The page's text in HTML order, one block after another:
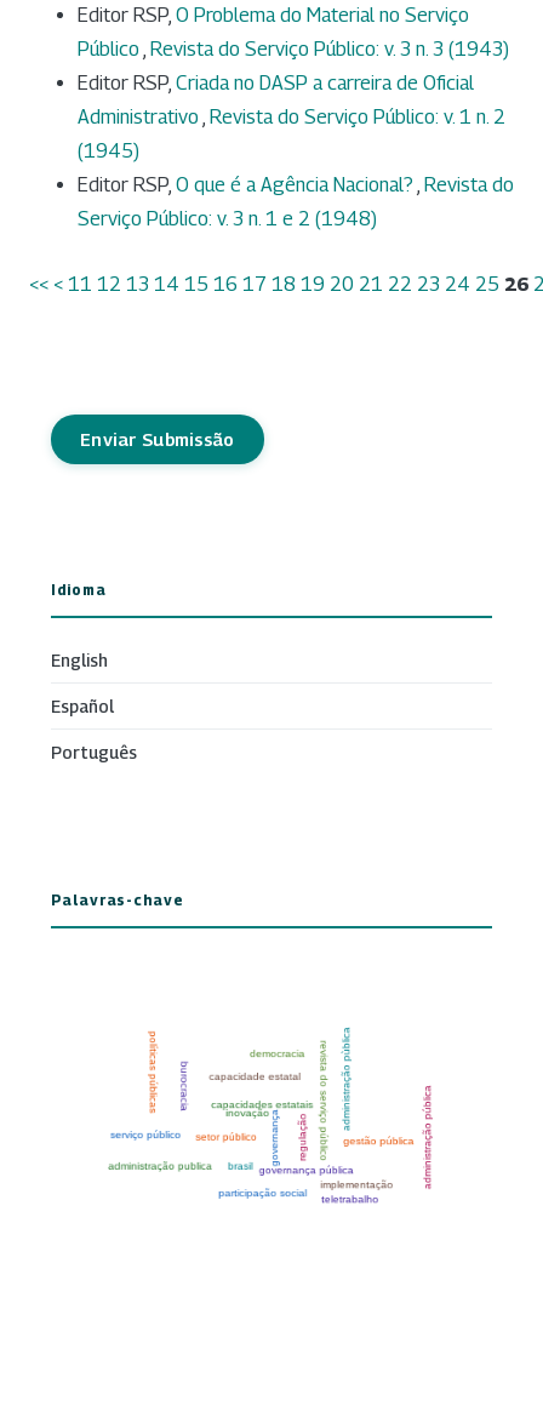
Editor RSP, O Problema do Material no Serviço
Público , Revista do Serviço Público: v. 3 n. 3 (1943)
Editor RSP, Criada no DASP a carreira de Oficial
Administrativo , Revista do Serviço Público: v. 1 n. 2
(1945)
Editor RSP, O que é a Agência Nacional? , Revista do
Serviço Público: v. 3 n. 1 e 2 (1948)
<< < 11 12 13 14 15 16 17 18 19 20 21 22 23 24 25 26
Enviar Submissão
Idioma
English
Español
Português
Palavras-chave